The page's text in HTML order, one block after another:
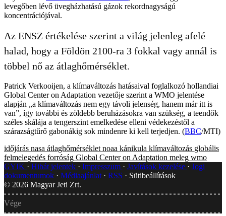
levegőben lévő üvegházhatású gázok rekordnagyságú
koncentrációjával.
Az ENSZ értékelése szerint a világ jelenleg afelé
halad, hogy a Földön 2100-ra 3 fokkal vagy annál is
többel nő az átlaghőmérséklet.
Patrick Verkooijen, a klímaváltozás hatásaival foglalkozó hollandiai
Global Center on Adaptation vezetője szerint a WMO jelentése
alapján „a klímaváltozás nem egy távoli jelenség, hanem már itt is
van”, így további és zöldebb beruházásokra van szükség, a teendők
széles skálája a tengerszint emelkedése elleni védekezéstől a
szárazságtűrő gabonákig sok mindenre ki kell terjedjen. (BBC/MTI)
időjárás nasa átlaghőmérséklet noaa kánikula klímaváltozás globális
felmelegedés forróság Global Center on Adaptation meleg wmo
GYIK
Hibát jelentek Impresszum Javítások kezelése
Jogi
dokumentumok
Médiaajánlat RSS
Sütibeállítások
© 2026 Magyar Jeti Zrt.
Vége